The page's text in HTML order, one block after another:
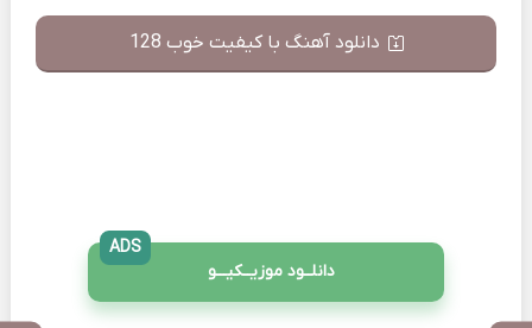
دانلود آهنگ با کیفیت خوب 128
دانلــود موزیــکیـــو
ADS